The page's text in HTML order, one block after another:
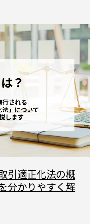
引適正化法の概
分かりやすく解